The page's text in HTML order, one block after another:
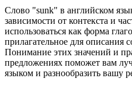
Слово "sunk" в английском
зависимости от контекста и
использоваться как форма
прилагательное для описания
Понимание этих значений и
предложениях поможет вам
языком и разнообразить вашу